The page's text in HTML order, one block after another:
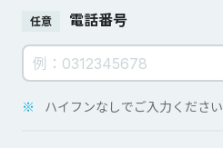
任意 電話番号
※ ハイフンなしでご入力ください